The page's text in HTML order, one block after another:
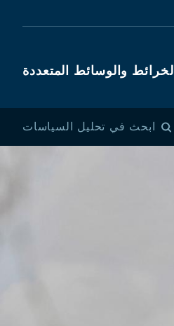
الخرائط والوسائط المتعددة
ابحث في تحليل السياسات